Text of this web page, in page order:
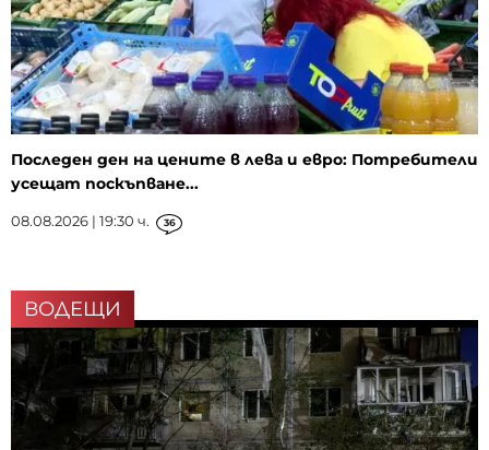
Последен ден на цените в лева и евро: Потребители
усещат поскъпване...
08.08.2026 | 19:30 ч. 36
ВОДЕЩИ